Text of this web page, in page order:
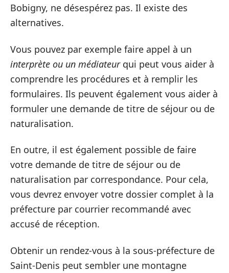
Bobigny, ne désespérez pas. Il existe des
alternatives.
Vous pouvez par exemple faire appel à un
interprète ou un médiateurqui peut vous aider à
comprendre les procédures et à remplir les
formulaires. Ils peuvent également vous aider à
formuler une demande de titre de séjour ou de
naturalisation.
En outre, il est également possible de faire
votre demande de titre de séjour ou de
naturalisation par correspondance. Pour cela,
vous devrez envoyer votre dossier complet à la
préfecture par courrier recommandé avec
accusé de réception.
Obtenir un rendez-vous à la sous-préfecture de
Saint-Denis peut sembler une montagne